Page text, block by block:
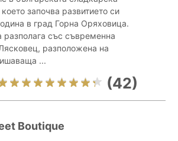
започва развитието си
в град Горна Оряховица.
разполага със съвременна
разположена на
...
(42)
Boutique